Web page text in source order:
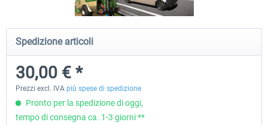
Voucher 20 EUR
20,00 € *
Spedizione articoli
30,00 € *
Prezzi excl. IVA più spese di spedizione
Pronto per la spedizione di oggi,
tempo di consegna ca. 1-3 giorni **